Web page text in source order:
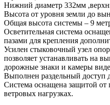
Нижний диаметр 332мм
Высота от уровня земли до
Общая высота системы – 9
Осветительная система
пазами для крепления
Усилен стыковочный узел
позволяет устанавливать на
дорожные знаки и камеры
Выполнен раздельный
Система оснащена защитой от
ветровых нагрузках.